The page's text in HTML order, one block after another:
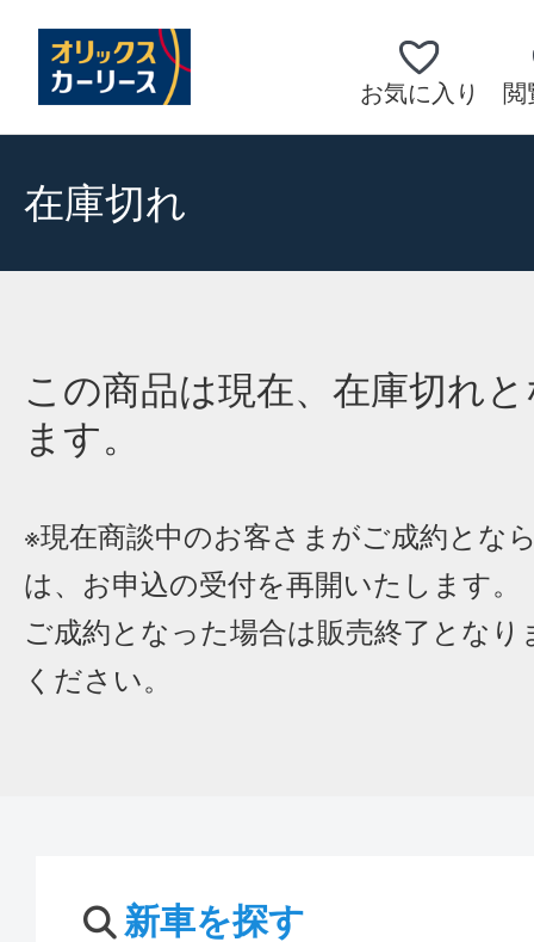
お気に入り 閲
在庫切れ
この商品は現在、在庫切れ
ます。
※現在商談中のお客さまがご成約とな
は、お申込の受付を再開いたします。
ご成約となった場合は販売終了となり
ください。
新車を探す